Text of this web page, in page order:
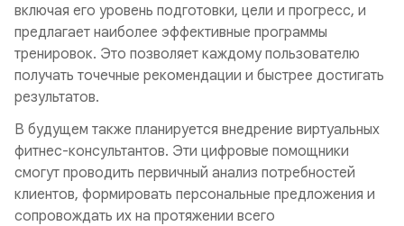
включая его уровень подготовки, цели и прогресс, и
предлагает наиболее эффективные программы
тренировок. Это позволяет каждому пользователю
получать точечные рекомендации и быстрее достигать
результатов.
В будущем также планируется внедрение виртуальных
фитнес-консультантов. Эти цифровые помощники
смогут проводить первичный анализ потребностей
клиентов, формировать персональные предложения и
сопровождать их на протяжении всего